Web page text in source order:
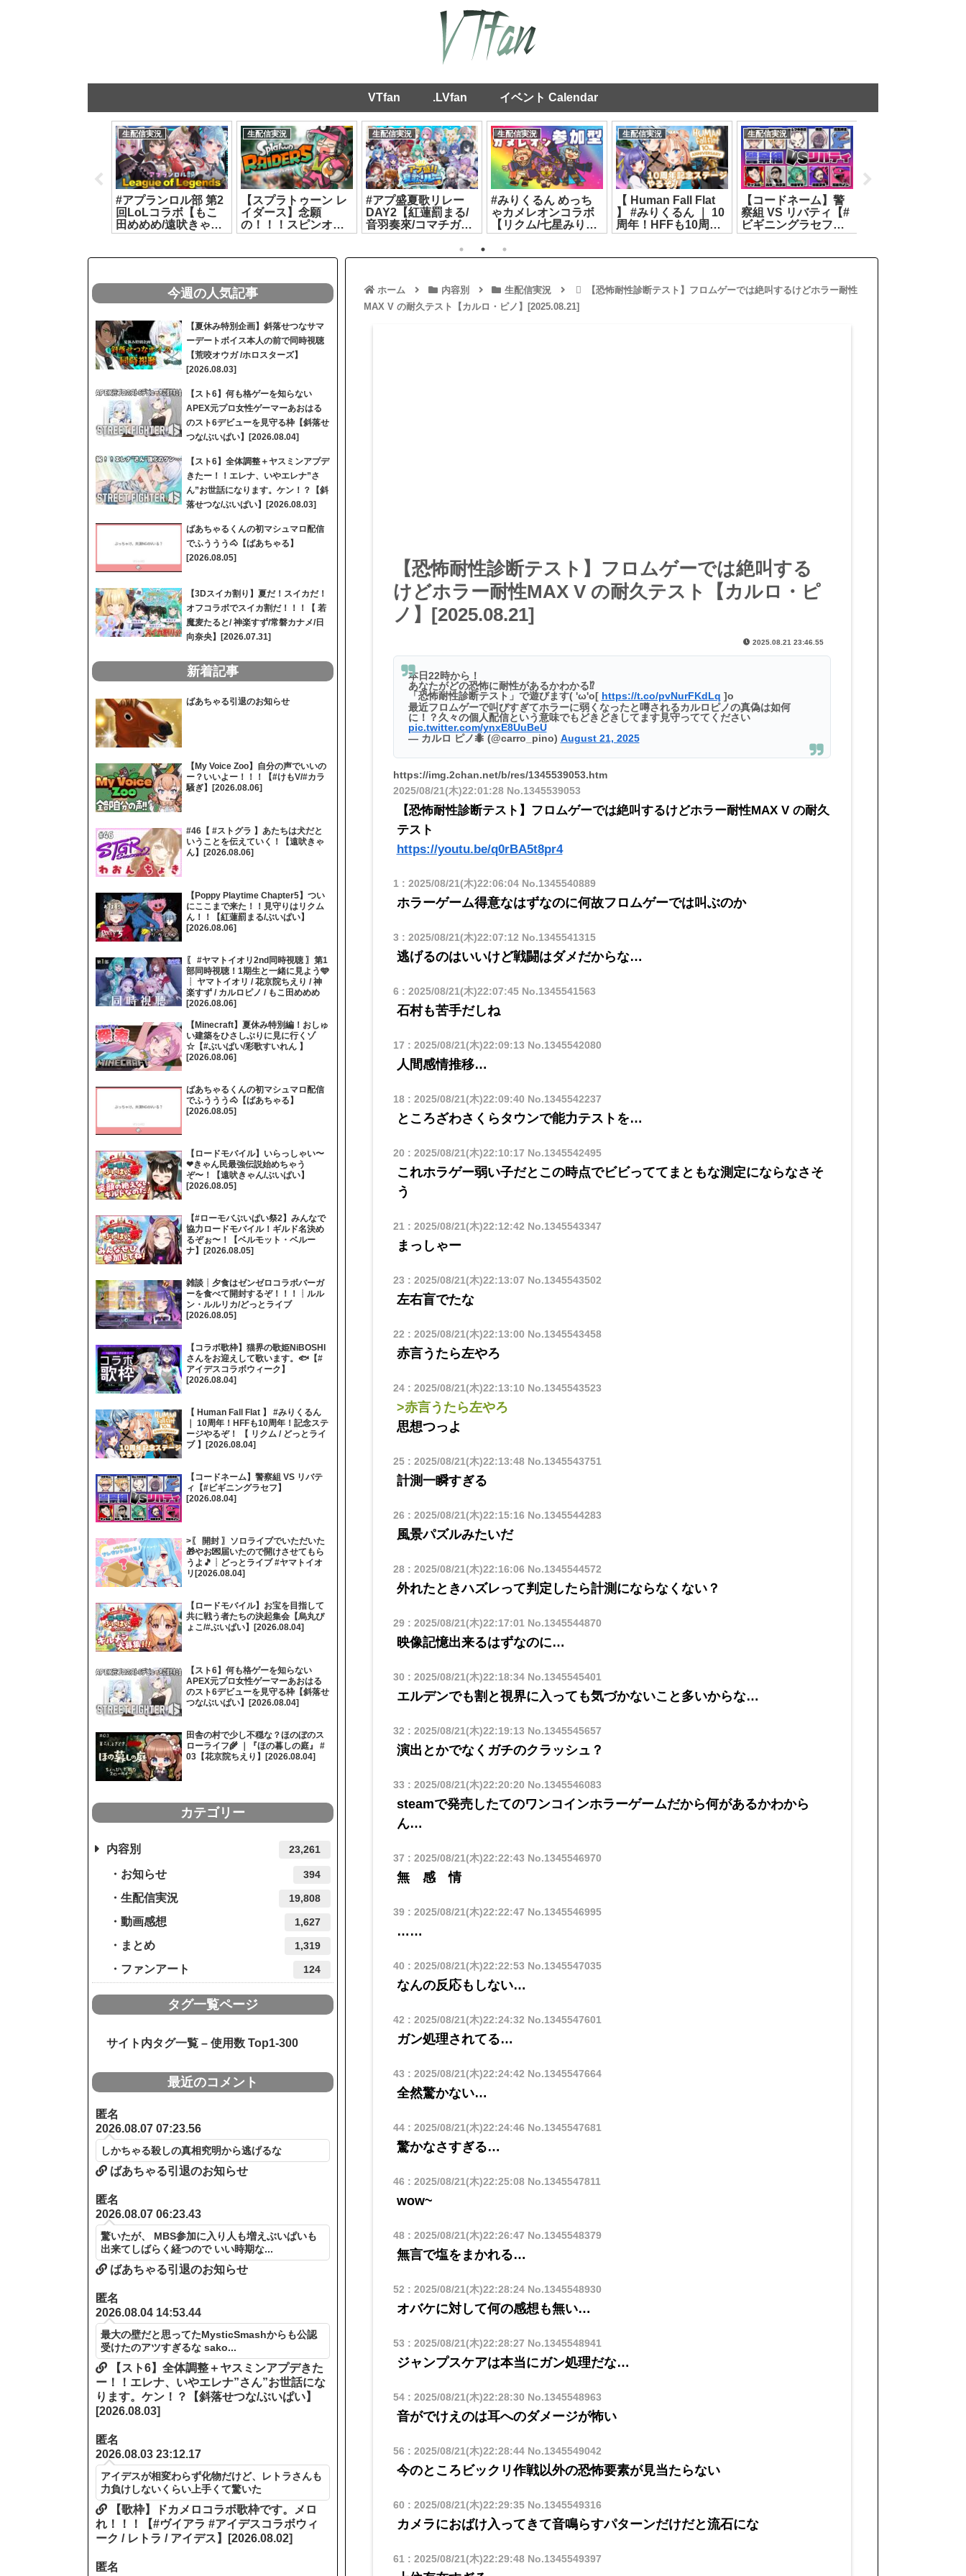
VTfan .LVfan イベント Calendar
生配信実況
【 雑談 】 暑すぎる。
(プチお知らせ有) 【
リクム / どっとライブ
】[2026.07.14]
生配信実況
>〖 開封 〗ソロライ
ブでいただいた🎁や
お💌届いたので開け
させてもらうよ🎵┊
トイオリ[2026.08.04]
生配信実況
〖 ふるさと納税2026
〗ビールしか知らな
いので一緒に見てい
こ🤔┊どっとライブ
[2026.07.07]
生配信実況
ヤマトイオリ 2ndソ
ロライブ「えんじぇ
るすとらんぺっと」
第1部[2026.07.17]
生配信実況
ヤマトイオリ 2ndソ
ロライブ「えんじぇ
るすとらんぺっと」
第2部[2026.07.17]
生配信実況
雑談・8月おはよう～
～～！！！【神楽す
ず】[2026.08.02]
すず/カルロピノ/ヤ
ホーム 内容別 生配信実況
【恐怖耐性診断テスト】フロムゲーでは絶叫するけどホラー耐性
MAX V の耐久テスト【カルロ・ピノ】[2025.08.21]
【恐怖耐性診断テスト】フロムゲーでは絶叫する
けどホラー耐性MAX V の耐久テスト【カルロ・ピ
ノ】[2025.08.21]
2025.08.21 23:46.55
本日22時から！
あなたがどの恐怖に耐性があるかわかる⁉️
「恐怖耐性診断テスト」で遊びます( 'ω'o[ https://t.co/pvNurFKdLq ]o
最近フロムゲーで叫びすぎてホラーに弱くなったと噂されるカルロピノの真偽は如何
に！？久々の個人配信という意味でもどきどきしてます見守っててください
pic.twitter.com/ynxE8UuBeU
— カルロ ピノ🐜 (@carro_pino) August 21, 2025
https://img.2chan.net/b/res/1345539053.htm
2025/08/21(木)22:01:28No.1345539053
【恐怖耐性診断テスト】フロムゲーでは絶叫するけどホラー耐性MAX V の耐久
テスト
https://youtu.be/q0rBA5t8pr4
1 : 2025/08/21(木)22:06:04No.1345540889
ホラーゲーム得意なはずなのに何故フロムゲーでは叫ぶのか
3 : 2025/08/21(木)22:07:12 No.1345541315
逃げるのはいいけど戦闘はダメだからな…
6 : 2025/08/21(木)22:07:45No.1345541563
石村も苦手だしね
17 : 2025/08/21(木)22:09:13 No.1345542080
人間感情推移…
18: 2025/08/21(木)22:09:40 No.1345542237
ところざわさくらタウンで能力テストを…
20 : 2025/08/21(木)22:10:17 No.1345542495
これホラゲー弱い子だとこの時点でビビっててまともな測定にならなさそ
う
21 : 2025/08/21(木)22:12:42 No.1345543347
まっしゃー
23 : 2025/08/21(木)22:13:07 No.1345543502
左右盲でたな
22 : 2025/08/21(木)22:13:00 No.1345543458
赤言うたら左やろ
24: 2025/08/21(木)22:13:10 No.1345543523
>赤言うたら左やろ
思想つっよ
25: 2025/08/21(木)22:13:48No.1345543751
計測一瞬すぎる
26 : 2025/08/21(木)22:15:16 No.1345544283
風景パズルみたいだ
28: 2025/08/21(木)22:16:06 No.1345544572
外れたときハズレって判定したら計測にならなくない？
29: 2025/08/21(木)22:17:01 No.1345544870
映像記憶出来るはずなのに…
30 : 2025/08/21(木)22:18:34No.1345545401
エルデンでも割と視界に入っても気づかないこと多いからな…
32 : 2025/08/21(木)22:19:13 No.1345545657
演出とかでなくガチのクラッシュ？
33 : 2025/08/21(木)22:20:20 No.1345546083
steamで発売したてのワンコインホラーゲームだから何があるかわから
ん…
37 : 2025/08/21(木)22:22:43 No.1345546970
無 感 情
39: 2025/08/21(木)22:22:47 No.1345546995
……
40 : 2025/08/21(木)22:22:53 No.1345547035
なんの反応もしない…
42 : 2025/08/21(木)22:24:32 No.1345547601
ガン処理されてる…
43 : 2025/08/21(木)22:24:42 No.1345547664
全然驚かない…
44: 2025/08/21(木)22:24:46 No.1345547681
驚かなさすぎる…
46 : 2025/08/21(木)22:25:08No.1345547811
wow~
48: 2025/08/21(木)22:26:47 No.1345548379
無言で塩をまかれる…
52 : 2025/08/21(木)22:28:24No.1345548930
オバケに対して何の感想も無い…
53 : 2025/08/21(木)22:28:27 No.1345548941
ジャンプスケアは本当にガン処理だな…
54: 2025/08/21(木)22:28:30 No.1345548963
音がでけえのは耳へのダメージが怖い
56 : 2025/08/21(木)22:28:44No.1345549042
今のところビックリ作戦以外の恐怖要素が見当たらない
60 : 2025/08/21(木)22:29:35No.1345549316
カメラにおばけ入ってきて音鳴らすパターンだけだと流石にな
61 : 2025/08/21(木)22:29:48No.1345549397
今週の人気記事
【夏休み特別企画】斜落せつなサマ
ーデートボイス本人の前で同時視聴
【荒咬オウガ /ホロスターズ】
[2026.08.03]
【スト6】何も格ゲーを知らない
APEX元プロ女性ゲーマーあおはる
のスト6デビューを見守る枠【斜落せ
つな/ぶいぱい】[2026.08.04]
【スト6】全体調整＋ヤスミンアプデ
きたー！！エレナ、いやエレナ”さ
ん”お世話になります。ケン！？【斜
落せつな/ぶいぱい】[2026.08.03]
ばあちゃるくんの初マシュマロ配信
でふううう🐴【ばあちゃる】
[2026.08.05]
【3Dスイカ割り】夏だ！スイカだ！
オフコラボでスイカ割だ！！！【 若
魔麦たると/ 神楽すず/常磐カナメ/日
向奈央】[2026.07.31]
新着記事
ばあちゃる引退のお知らせ
【My Voice Zoo】自分の声でいいの
ー？いいよー！！！【#けもV/#カラ
騒ぎ】[2026.08.06]
#46【 #ストグラ 】あたちは犬だと
いうことを伝えていく！【遠吠きゃ
ん】[2026.08.06]
【Poppy Playtime Chapter5】つい
にここまで来た！！見守りはリクム
ん！！【紅蓮罰まる/ぶいぱい】
[2026.08.06]
〖 #ヤマトイオリ2nd同時視聴 〗第1
部同時視聴！1期生と一緒に見よう🩵
┊ ヤマトイオリ / 花京院ちえり / 神
楽すず / カルロピノ / もこ田めめめ
[2026.08.06]
【Minecraft】夏休み特別編！おしゅ
い建築をひさしぶりに見に行くゾ
☆【#ぶいぱい/彩歌すいれん 】
[2026.08.06]
ばあちゃるくんの初マシュマロ配信
でふううう🐴【ばあちゃる】
[2026.08.05]
【ロードモバイル】いらっしゃい〜
❤きゃん民最強伝説始めちゃう
ぞ〜！【遠吠きゃん/ぶいぱい】
[2026.08.05]
【#ローモバぶいぱい祭2】みんなで
協力ロードモバイル！ギルド名決め
るぞぉ〜！【ベルモット・ベルー
ナ】[2026.08.05]
雑談┊夕食はゼンゼロコラボバーガ
ーを食べて開封するぞ！！！┊ルル
ン・ルルリカ/どっとライブ
[2026.08.05]
【コラボ歌枠】猫界の歌姫NiBOSHI
さんをお迎えして歌います。🐟【#
アイデスコラボウィーク】
[2026.08.04]
【 Human Fall Flat 】 #みりくるん
｜ 10周年！HFFも10周年！記念ステ
ージやるぞ！ 【 リクム / どっとライ
ブ 】[2026.08.04]
【コードネーム】警察組 VS リバテ
ィ【#ビギニングラセフ】
[2026.08.04]
>〖 開封 〗ソロライブでいただいた
🎁やお💌届いたので開けさせてもら
うよ🎵┊どっとライブ #ヤマトイオ
リ[2026.08.04]
【ロードモバイル】お宝を目指して
共に戦う者たちの決起集会【烏丸ぴ
ょこ/#ぶいぱい】[2026.08.04]
【スト6】何も格ゲーを知らない
APEX元プロ女性ゲーマーあおはる
のスト6デビューを見守る枠【斜落せ
つな/ぶいぱい】[2026.08.04]
田舎の村で少し不穏な？ほのぼのス
ローライフ🌾 ｜『ほの暮しの庭』 #
03【花京院ちえり】[2026.08.04]
カテゴリー
内容別 23,261
お知らせ 394
生配信実況 19,808
動画感想 1,627
まとめ 1,319
ファンアート 124
タグ一覧ページ
サイト内タグ一覧 – 使用数 Top1-300
最近のコメント
匿名
2026.08.07 07:23.56
しかちゃる殺しの真相究明から逃げるな
ばあちゃる引退のお知らせ
匿名
2026.08.07 06:23.43
驚いたが、 MBS参加に入り人も増えぶいぱいも
出来てしばらく経つので いい時期な...
ばあちゃる引退のお知らせ
匿名
2026.08.04 14:53.44
最大の壁だと思ってたMysticSmashからも公認
受けたのアツすぎるな sako...
【スト6】全体調整＋ヤスミンアプデきた
ー！！エレナ、いやエレナ”さん”お世話にな
ります。ケン！？【斜落せつな/ぶいぱい】
[2026.08.03]
匿名
2026.08.03 23:12.17
アイデスが相変わらず化物だけど、レトラさんも
力負けしないくらい上手くて驚いた
【歌枠】ドカメロコラボ歌枠です。メロ
れ！！！【#ヴイアラ #アイデスコラボウィ
ーク / レトラ / アイデス】[2026.08.02]
匿名